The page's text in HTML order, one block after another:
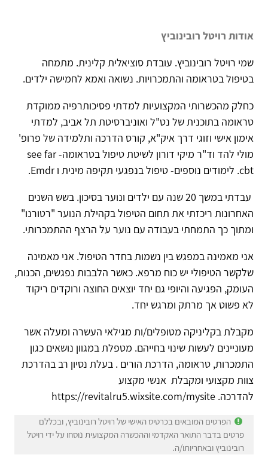
אודות רויטל רובינוביץ
שמי רויטל רובינוביץ. עובדת סוציאלית קלינית. מתמחה
בטיפול בטראומה והתמכרויות. נשואה ואמא לחמישה ילדים.
כחלק מהכשרותי המקצועיות למדתי פסיכותרפיה ממוקדת
טראומה בתוכנית של נט"ל ואוניברסיטת תל אביב, למדתי
אימון אישי וזוגי דרך איק"א, קורס הדרכה ותלמידה של פרופ'
מולי להד וד"ר מיקי דורון לשיטת טיפול בטראומה- see far
cbt. לימודים נוספים- טיפול בנפגעי תקיפה מינית ו Emdr.
עבדתי במשך 20 שנה עם ילדים ונוער בסיכון. בשש השנים
האחרונות ריכזתי את תחום הטיפול בקהילת הנוער "רטורנו"
ומתוך כך התמחתי בעבודה עם נוער על הרצף ההתמכרותי.
אני מאמינה במפגש בין נשמות בחדר הטיפול. אני מאמינה
שלקשר הטיפולי יש כוח מרפא. כאשר הלבבות נפגשים, הכנות,
העומק, הפגיעה והיופי גם יחד יוצאים החוצה ורוקדים ריקוד
לא פשוט אך מרתק ומרגש יחד.
מקבלת בקליניקה מטופלים/ות מגילאי העשרה ומעלה אשר
מעוניינים לעשות שינוי בחייהם. מטפלת במגוון נושאים כגון
התמכרות, טראומה, הדרכת הורים . בעלת נסיון רב בהדרכת
צוות מקצועי ומקבלת אנשי מקצוע
להדרכה. https://revitalru5.wixsite.com/mysite
הפרטים המובאים בכרטיס האישי של רויטל רובינוביץ, ובכללם
פרטים בדבר התואר האקדמי וההכשרה המקצועית נוסחו על ידי רויטל
רובינוביץ ובאחריותו/ה.